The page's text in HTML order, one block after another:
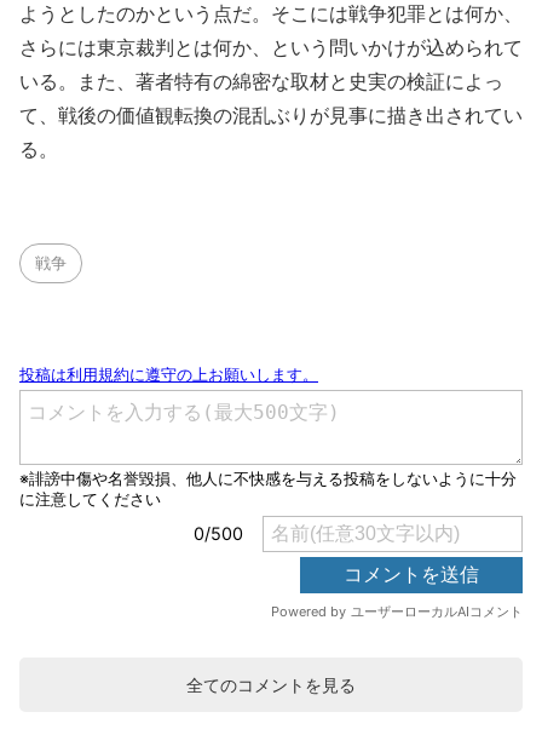
ようとしたのかという点だ。そこには戦争犯罪とは何か、
さらには東京裁判とは何か、という問いかけが込められて
いる。また、著者特有の綿密な取材と史実の検証によっ
て、戦後の価値観転換の混乱ぶりが見事に描き出されてい
る。
戦争
全てのコメントを見る